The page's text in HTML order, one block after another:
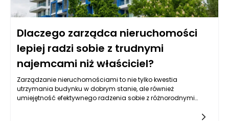
Dlaczego zarządca nieruchomości
lepiej radzi sobie z trudnymi
najemcami niż właściciel?
Zarządzanie nieruchomościami to nie tylko kwestia
utrzymania budynku w dobrym stanie, ale również
umiejętność efektywnego radzenia sobie z różnorodnymi
najemcami. Właściciele nieruchomości często napotykają na